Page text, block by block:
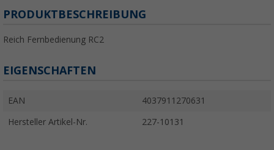
PRODUKTBESCHREIBUNG
Reich Fernbedienung RC2
EIGENSCHAFTEN
EAN 4037911270631
Hersteller Artikel-Nr. 227-10131